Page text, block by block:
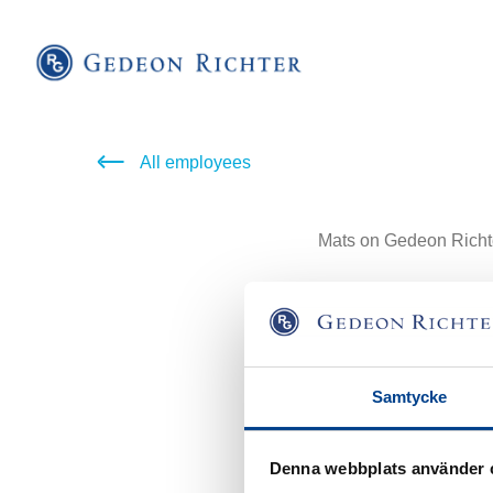
Samtycke
Denna webbplats använder
All employees
Mats on Gedeon
vuodesta 1999
Mats pitää